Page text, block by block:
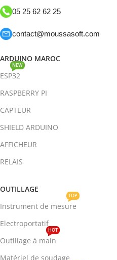
05 25 62 62 25
contact@moussasoft.com
ARDUINO MAROC
ESP32
NEW
RASPBERRY PI
CAPTEUR
SHIELD ARDUINO
AFFICHEUR
RELAIS
OUTILLAGE
Instrument de mesure
TOP
Electroportatif
Outillage à main
HOT
Matériel de soudage